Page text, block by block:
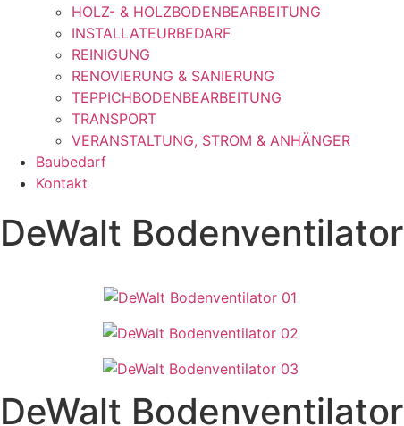
HOLZ- & HOLZBODENBEARBEITUNG
INSTALLATEURBEDARF
REINIGUNG
RENOVIERUNG & SANIERUNG
TEPPICHBODENBEARBEITUNG
TRANSPORT
VERANSTALTUNG, STROM & ANHÄNGER
Baubedarf
Kontakt
DeWalt Bodenventilator
DeWalt Bodenventilator